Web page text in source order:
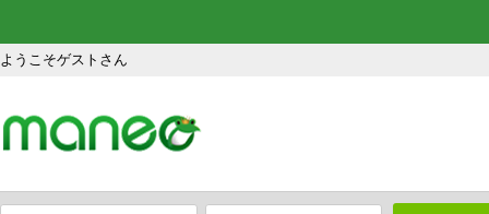
ようこそゲストさん